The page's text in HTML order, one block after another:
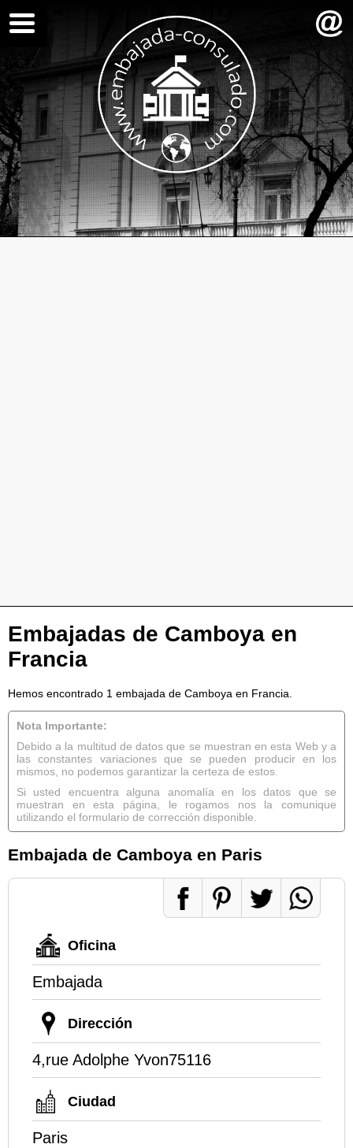
Embajadas de Camboya en
Francia
Hemos encontrado 1 embajada de Camboya en Francia.
Nota Importante:
Debido a la multitud de datos que se muestran en esta Web y a
las constantes variaciones que se pueden producir en los
mismos, no podemos garantizar la certeza de estos.
Si usted encuentra alguna anomalía en los datos que se
muestran en esta página, le rogamos nos la comunique
utilizando el formulario de corrección disponible.
Embajada de Camboya en Paris
Oficina
Embajada
Dirección
4,rue Adolphe Yvon75116
Ciudad
Paris